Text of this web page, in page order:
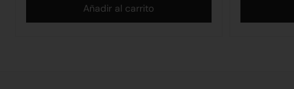
Añadir al carrito